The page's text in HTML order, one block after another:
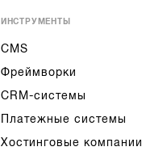
ИНСТРУМЕНТЫ
CMS
Фреймворки
CRM-системы
Платежные системы
Хостинговые компании